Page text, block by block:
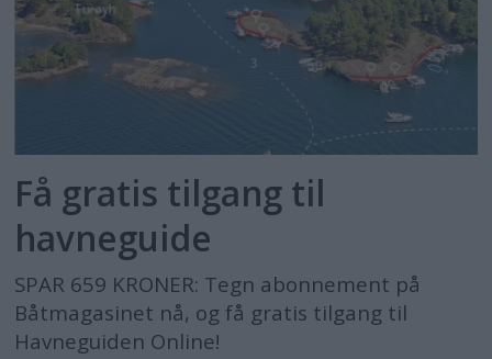
Få gratis tilgang til
havneguide
SPAR 659 KRONER: Tegn abonnement på
Båtmagasinet nå, og få gratis tilgang til
Havneguiden Online!